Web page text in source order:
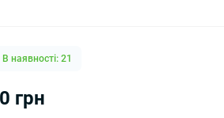
В наявності: 21
грн